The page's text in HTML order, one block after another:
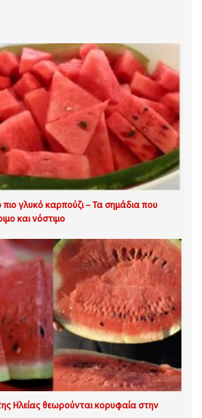
γλυκό καρπούζι – Τα σημάδια που
και νόστιμο
Ηλείας θεωρούνται κορυφαία στην